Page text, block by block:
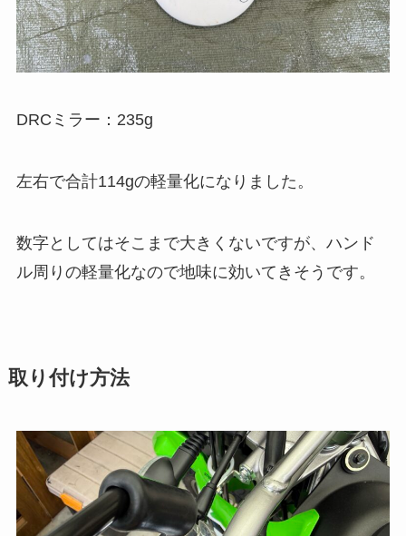
DRCミラー：235g
左右で合計114gの軽量化になりました。
数字としてはそこまで大きくないですが、ハンド
ル周りの軽量化なので地味に効いてきそうです。
取り付け方法